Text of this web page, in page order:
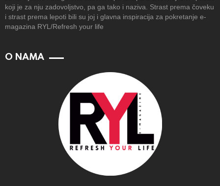
koji je za nju zadovoljstvo, pa ga tako i naziva. Strast prema čoveku
i strast prema lepoti bili su joj i glavna inspiracija za pokretanje e-
magazina RYL/Refresh your life
O NAMA